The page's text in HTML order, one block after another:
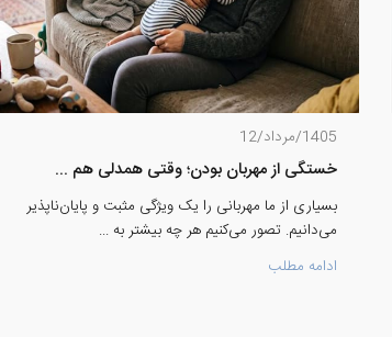
1405/مرداد/12
خستگی از مهربان بودن؛ وقتی همدلی هم ...
بسیاری از ما مهربانی را یک ویژگی مثبت و پایان‌ناپذیر
می‌دانیم. تصور می‌کنیم هر چه بیشتر به ...
ادامه مطلب